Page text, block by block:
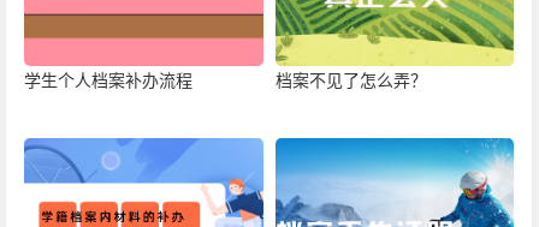
学生个人档案补办流程 档案不见了怎么弄？